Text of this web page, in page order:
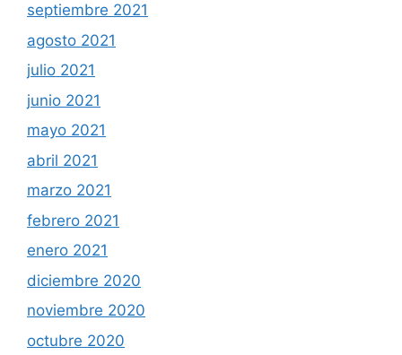
septiembre 2021
agosto 2021
julio 2021
junio 2021
mayo 2021
abril 2021
marzo 2021
febrero 2021
enero 2021
diciembre 2020
noviembre 2020
octubre 2020